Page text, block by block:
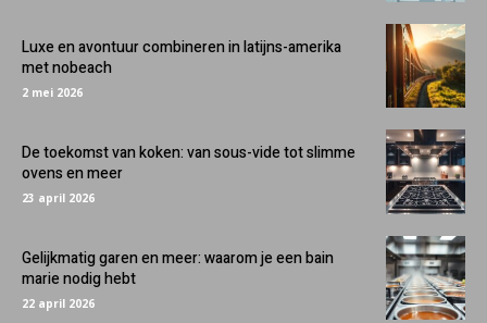
Luxe en avontuur combineren in latijns-amerika
met nobeach
2 mei 2026
De toekomst van koken: van sous-vide tot slimme
ovens en meer
23 april 2026
Gelijkmatig garen en meer: waarom je een bain
marie nodig hebt
22 april 2026